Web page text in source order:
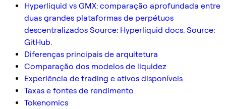
Hyperliquid vs GMX: comparação aprofundada entre
duas grandes plataformas de perpétuos
descentralizados Source: Hyperliquid docs. Source:
GitHub.
Diferenças principais de arquitetura
Comparação dos modelos de liquidez
Experiência de trading e ativos disponíveis
Taxas e fontes de rendimento
Tokenomics